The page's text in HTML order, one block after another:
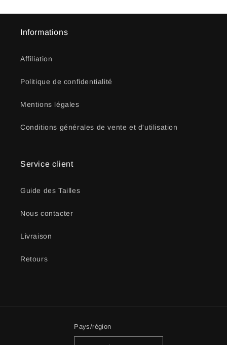
Informations
Affiliation
Politique de confidentialité
Mentions légales
Conditions générales de vente et d'utilisation
Service client
Guide des Tailles
Nous contacter
Livraison
Retours
Pays/région